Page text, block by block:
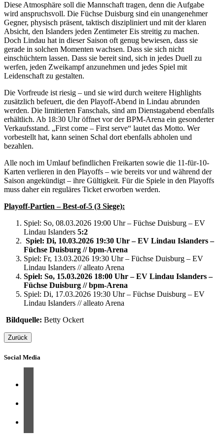
Diese Atmosphäre soll die Mannschaft tragen, denn die Aufgabe
wird anspruchsvoll. Die Füchse Duisburg sind ein unangenehmer
Gegner, physisch präsent, taktisch diszipliniert und mit der klaren
Absicht, den Islanders jeden Zentimeter Eis streitig zu machen.
Doch Lindau hat in dieser Saison oft genug bewiesen, dass sie
gerade in solchen Momenten wachsen. Dass sie sich nicht
einschüchtern lassen. Dass sie bereit sind, sich in jedes Duell zu
werfen, jeden Zweikampf anzunehmen und jedes Spiel mit
Leidenschaft zu gestalten.
Die Vorfreude ist riesig – und sie wird durch weitere Highlights
zusätzlich befeuert, die den Playoff‑Abend in Lindau abrunden
werden. Die limitierten Fanschals, sind am Dienstagabend ebenfalls
erhältlich. Ab 18:30 Uhr öffnet vor der BPM‑Arena ein gesonderter
Verkaufsstand. „First come – First serve“ lautet das Motto. Wer
vorbestellt hat, kann seinen Schal dort ebenfalls abholen und
bezahlen.
Alle noch im Umlauf befindlichen Freikarten sowie die 11‑für‑10-
Karten verlieren in den Playoffs – wie bereits vor und während der
Saison angekündigt – ihre Gültigkeit. Für die Spiele in den Playoffs
muss daher ein reguläres Ticket erworben werden.
Playoff-Partien – Best-of-5 (3 Siege):
Spiel: So, 08.03.2026 19:00 Uhr – Füchse Duisburg – EV
Lindau Islanders 5:2
Spiel: Di, 10.03.2026 19:30 Uhr – EV Lindau Islanders –
Füchse Duisburg // bpm-Arena
Spiel: Fr, 13.03.2026 19:30 Uhr – Füchse Duisburg – EV
Lindau Islanders // alleato Arena
Spiel: So, 15.03.2026 18:00 Uhr – EV Lindau Islanders –
Füchse Duisburg // bpm-Arena
Spiel: Di, 17.03.2026 19:30 Uhr – Füchse Duisburg – EV
Lindau Islanders // alleato Arena
Bildquelle: Betty Ockert
Zurück
Social Media